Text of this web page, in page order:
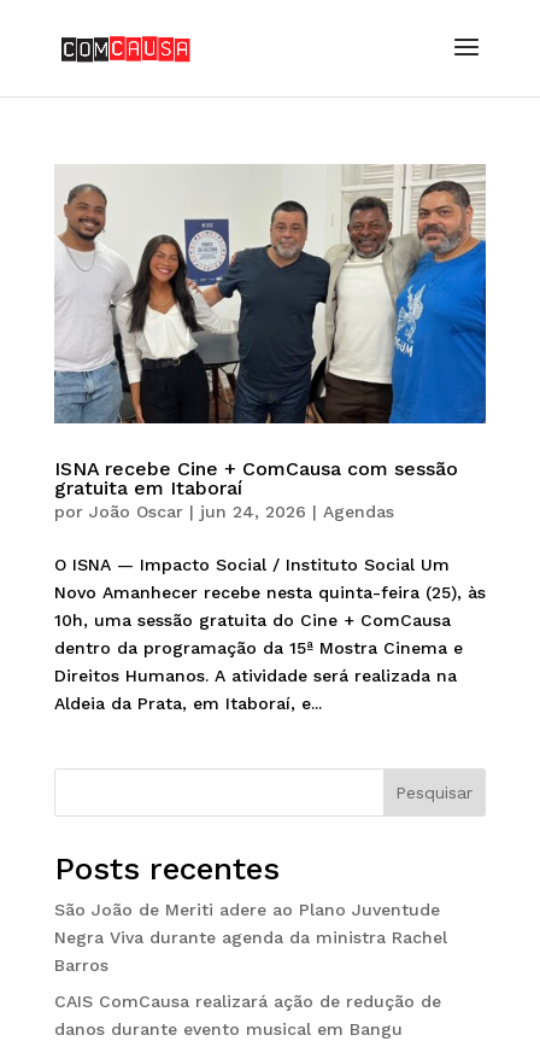
ISNA recebe Cine + ComCausa com sessão
gratuita em Itaboraí
por João Oscar| jun 24, 2026 | Agendas
O ISNA — Impacto Social / Instituto Social Um
Novo Amanhecer recebe nesta quinta-feira (25), às
10h, uma sessão gratuita do Cine + ComCausa
dentro da programação da 15ª Mostra Cinema e
Direitos Humanos. A atividade será realizada na
Aldeia da Prata, em Itaboraí, e...
Pesquisar
Posts recentes
São João de Meriti adere ao Plano Juventude
Negra Viva durante agenda da ministra Rachel
Barros
CAIS ComCausa realizará ação de redução de
danos durante evento musical em Bangu